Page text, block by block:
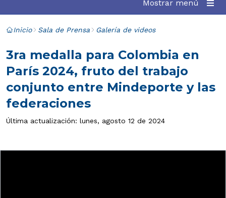
Mostrar menú
Inicio Sala de Prensa Galería de videos
3ra medalla para Colombia en
París 2024, fruto del trabajo
conjunto entre Mindeporte y las
federaciones
Última actualización: lunes, agosto 12 de 2024